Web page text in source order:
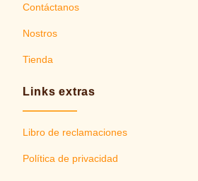
Contáctanos
Nostros
Tienda
Links extras
Libro de reclamaciones
Política de privacidad